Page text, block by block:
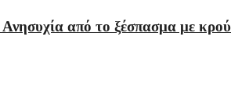
Ανησυχία από το ξέσπασμα με